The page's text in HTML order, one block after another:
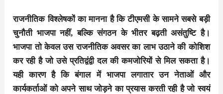
राजनीतिक विश्लेषकों का मानना है कि टीएमसी के सामने सबसे बड़ी
चुनौती भाजपा नहीं, बल्कि संगठन के भीतर बढ़ती असंतुष्टि है।
भाजपा तो केवल उस राजनीतिक अवसर का लाभ उठाने की कोशिश
कर रही है जो उसे प्रतिद्वंद्वी दल की कमजोरियों से मिल सकता है।
यही कारण है कि बंगाल में भाजपा लगातार उन नेताओं और
कार्यकर्ताओं को अपने साथ जोड़ने का प्रयास करती रही है जो स्वयं